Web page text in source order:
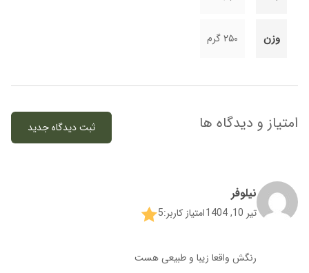
وزن ۲۵۰ گرم
امتیاز و دیدگاه ها ثبت دیدگاه جدید
نیلوفر
تیر 10, 1404 امتیاز کاربر:5
رنگش واقعا زیبا و طبیعی هست